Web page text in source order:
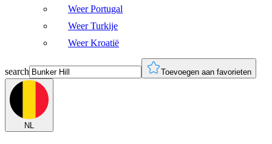
Weer Portugal
Weer Turkije
Weer Kroatië
search Toevoegen aan favorieten
NL